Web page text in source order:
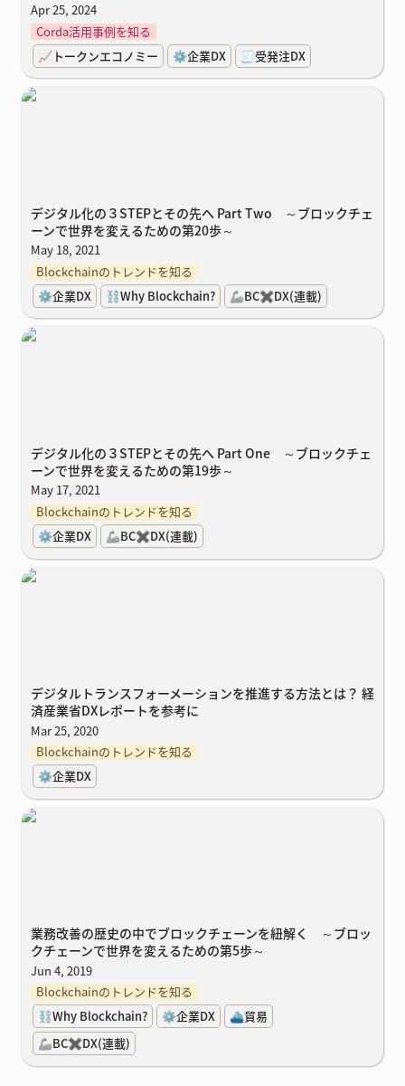
Apr 25, 2024
Corda活用事例を知る
📈トークンエコノミー
⚙️企業DX 🧾受発注DX
デジタル化の３STEPとその先へ Part Two ～ブロックチェーンで世
デジタル化の３STEPとその先へ Part Two ～ブロックチェ
ーンで世界を変えるための第20歩～
May 18, 2021
Blockchainのトレンドを知る
⚙️企業DX
⛓️Why Blockchain? 🦾BC✖️DX(連載)
デジタル化の３STEPとその先へ Part One ～ブロックチェーンで世
デジタル化の３STEPとその先へ Part One ～ブロックチェ
ーンで世界を変えるための第19歩～
May 17, 2021
Blockchainのトレンドを知る
⚙️企業DX
🦾BC✖️DX(連載)
デジタルトランスフォーメーションを推進する方法とは？ 経済産業
デジタルトランスフォーメーションを推進する方法とは？ 経
済産業省DXレポートを参考に
Mar 25, 2020
Blockchainのトレンドを知る
⚙️企業DX
業務改善の歴史の中でブロックチェーンを紐解く ～ブロックチェ
業務改善の歴史の中でブロックチェーンを紐解く ～ブロッ
クチェーンで世界を変えるための第5歩～
Jun 4, 2019
Blockchainのトレンドを知る
⛓️Why Blockchain?
⚙️企業DX
⛴️貿易
🦾BC✖️DX(連載)